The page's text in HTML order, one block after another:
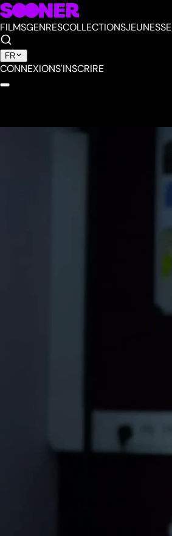
FILMSGENRESCOLLECTIONSJEUNESSE
FR
CONNEXIONS'INSCRIRE